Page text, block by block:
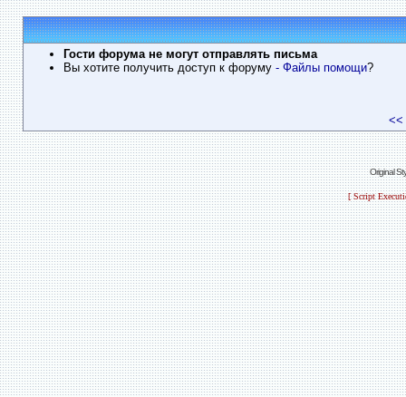
Гости форума не могут отправлять письма
Вы хотите получить доступ к форуму - Файлы помощи?
<<
Original
[ Script